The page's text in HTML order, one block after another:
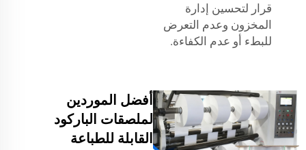
قرار لتحسين إدارة
المخزون وعدم التعرض
للبطء أو عدم الكفاءة.
أفضل الموردين
لملصقات الباركود
القابلة للطباعة